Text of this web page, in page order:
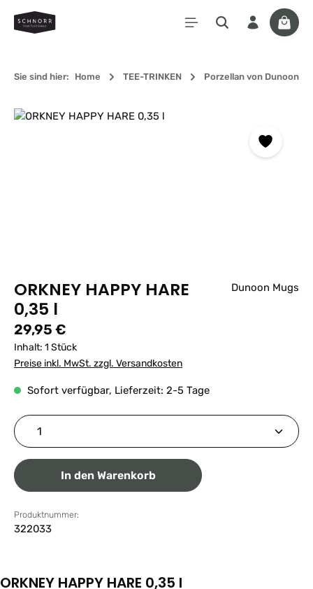
Zum Hauptinhalt springen
Sie sind hier: Home TEE-TRINKEN Porzellan von Dunoon
Bildergalerie überspringen
ORKNEY HAPPY HARE
0,35 l
Dunoon Mugs
Regulärer Preis:
29,95 €
Inhalt: 1 Stück
Preise inkl. MwSt. zzgl. Versandkosten
Sofort verfügbar, Lieferzeit: 2-5 Tage
Produkt Anzahl: Gib den gewünschten Wert ein
In den Warenkorb
Produktnummer:
322033
ORKNEY HAPPY HARE 0,35 l